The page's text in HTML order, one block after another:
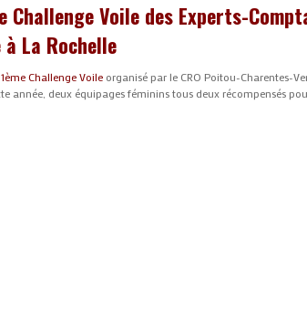
Challenge Voile des Experts-
La Rochelle
Challenge Voile organisé par le CRO Poitou-Charentes-
année, deux équipages féminins tous deux récompensés